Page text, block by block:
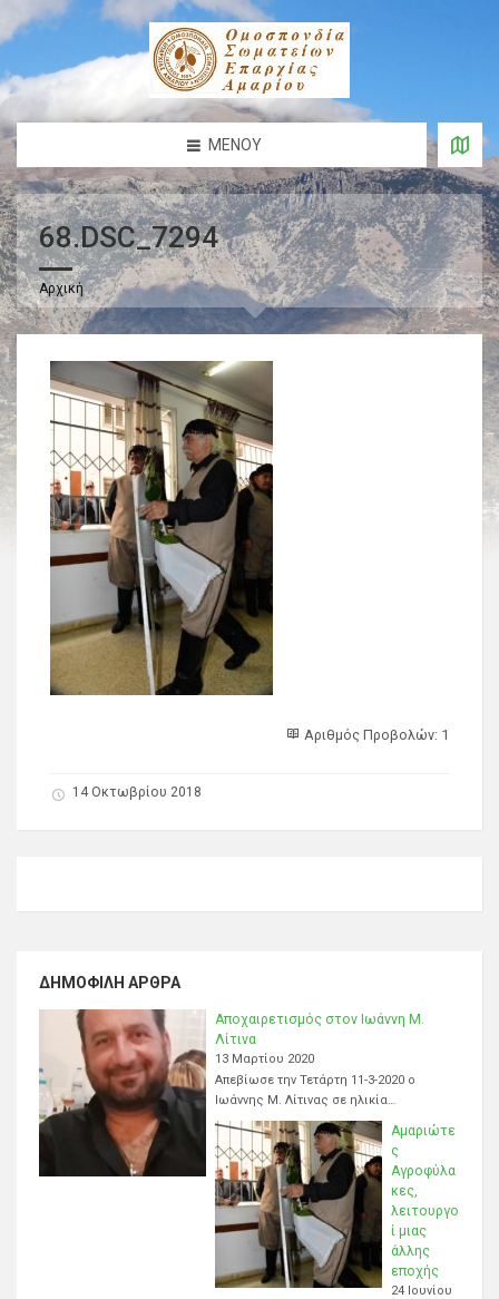
ΜΕΝΟΎ
68.DSC_7294
Αρχική
Αριθμός Προβολών: 1
14 Οκτωβρίου 2018
ΔΗΜΟΦΙΛΉ ΆΡΘΡΑ
Αποχαιρετισμός στον Ιωάννη Μ.
Λίτινα
13 Μαρτίου 2020
Απεβίωσε την Τετάρτη 11-3-2020 ο
Ιωάννης Μ. Λίτινας σε ηλικία…
Αμαριώτε
ς
Αγροφύλα
κες,
λειτουργο
ί μιας
άλλης
εποχής
24 Ιουνίου